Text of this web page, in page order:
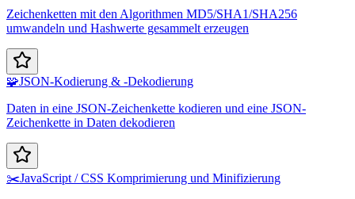
Zeichenketten mit den Algorithmen MD5/SHA1/SHA256
umwandeln und Hashwerte gesammelt erzeugen
🧩JSON-Kodierung & -Dekodierung
Daten in eine JSON-Zeichenkette kodieren und eine JSON-
Zeichenkette in Daten dekodieren
✂️JavaScript / CSS Komprimierung und Minifizierung